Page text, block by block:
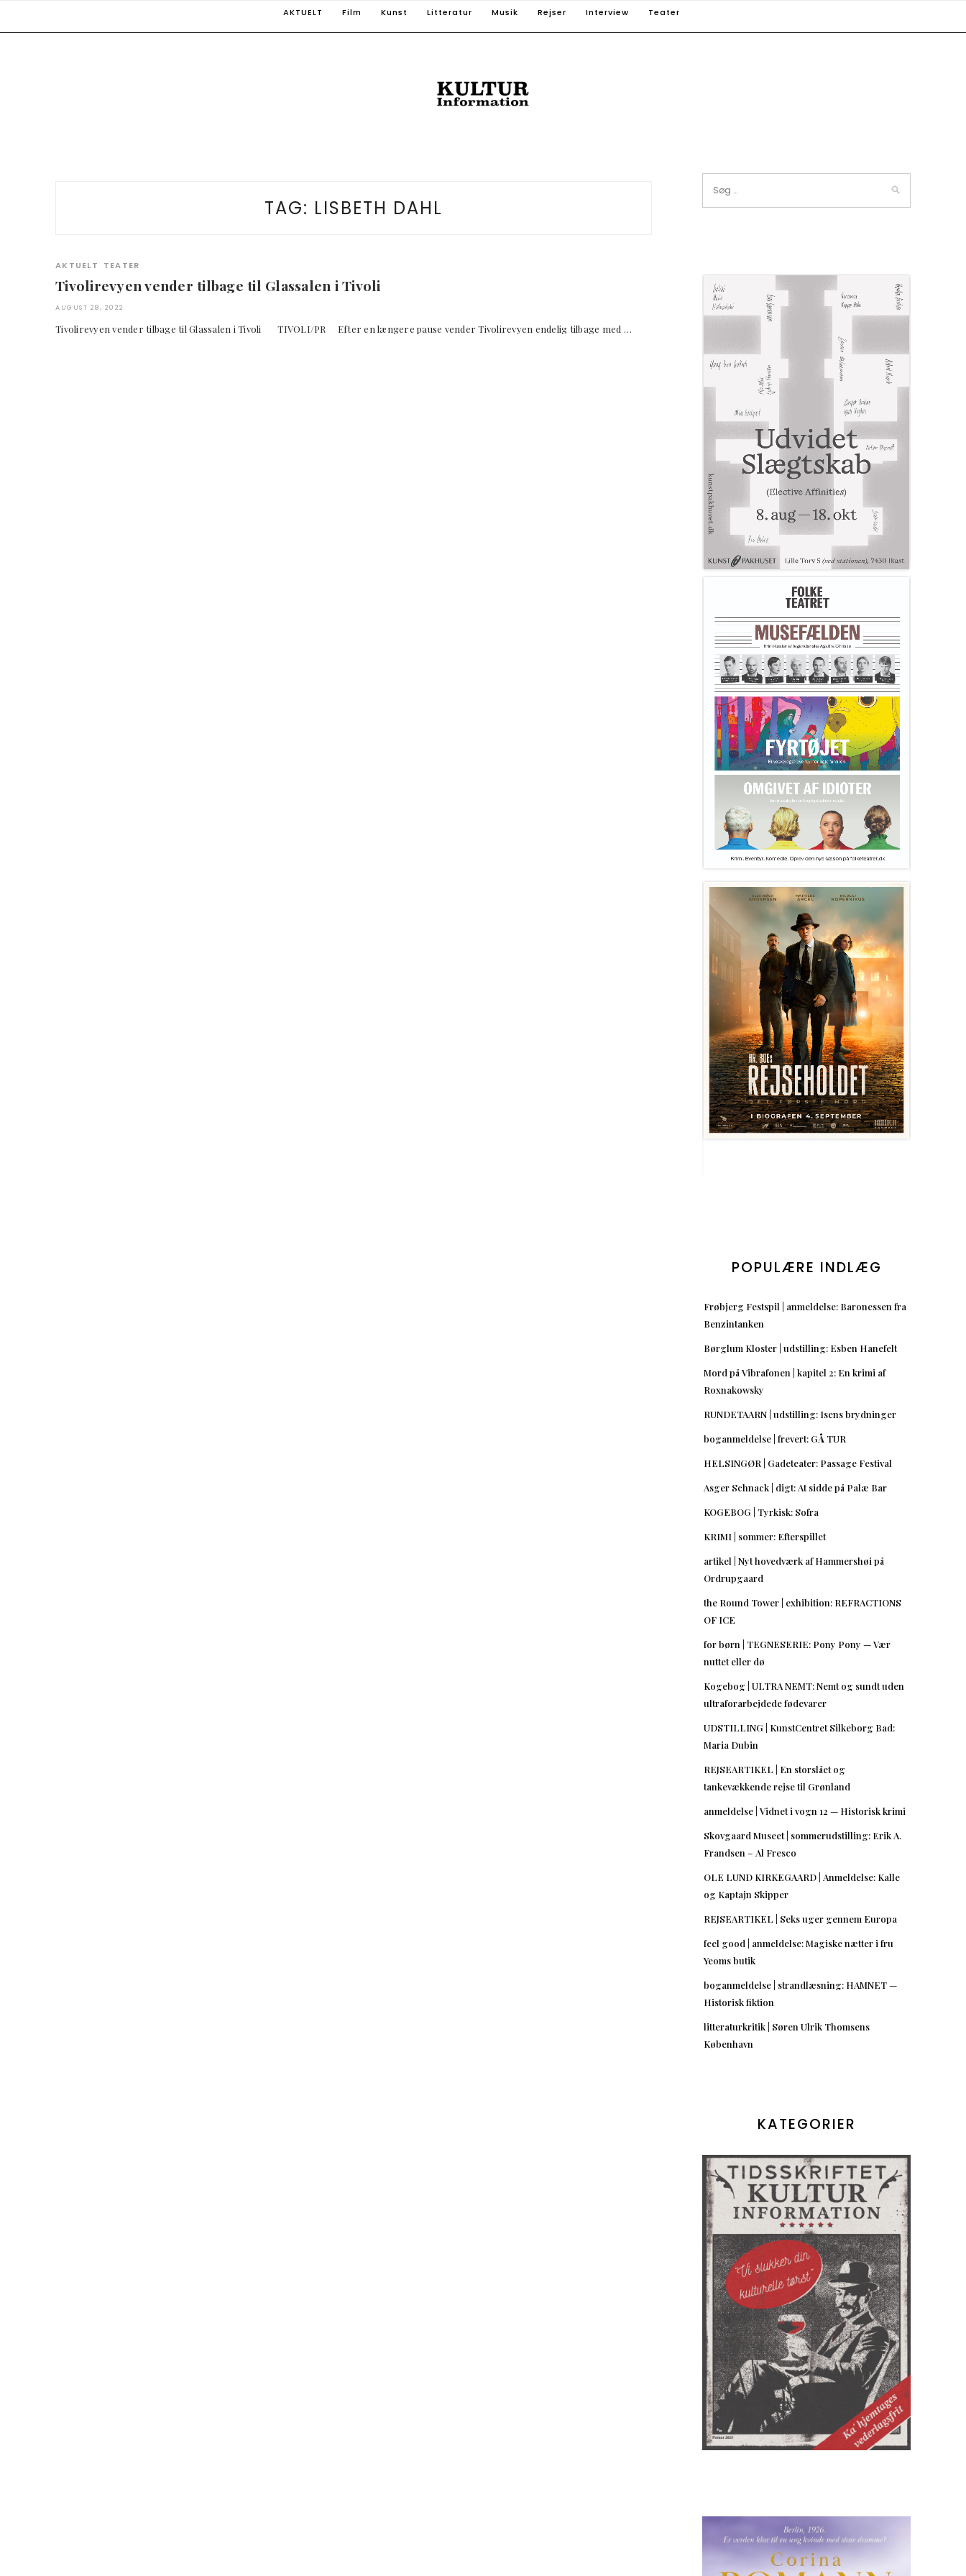
AKTUELT Film Kunst Litteratur Musik Rejser Interview Teater
TAG: LISBETH DAHL
AKTUELT TEATER
Tivolirevyen vender tilbage til Glassalen i Tivoli
AUGUST 28, 2022
Tivolirevyen vender tilbage til Glassalen i Tivoli TIVOLI/PR Efter en længere pause vender Tivolirevyen endelig tilbage med …
POPULÆRE INDLÆG
Frøbjerg Festspil | anmeldelse: Baronessen fra
Benzintanken
Børglum Kloster | udstilling: Esben Hanefelt
Mord på Vibrafonen | kapitel 2: En krimi af
Roxnakowsky
RUNDETAARN | udstilling: Isens brydninger
boganmeldelse | frevert: GÅ TUR
HELSINGØR | Gadeteater: Passage Festival
Asger Schnack | digt: At sidde på Palæ Bar
KOGEBOG | Tyrkisk: Sofra
KRIMI | sommer: Efterspillet
artikel | Nyt hovedværk af Hammershøi på
Ordrupgaard
the Round Tower | exhibition: REFRACTIONS
OF ICE
for børn | TEGNESERIE: Pony Pony — Vær
nuttet eller dø
Kogebog | ULTRA NEMT: Nemt og sundt uden
ultraforarbejdede fødevarer
UDSTILLING | KunstCentret Silkeborg Bad:
Maria Dubin
REJSEARTIKEL | En storslået og
tankevækkende rejse til Grønland
anmeldelse | Vidnet i vogn 12 — Historisk krimi
Skovgaard Museet | sommerudstilling: Erik A.
Frandsen – Al Fresco
OLE LUND KIRKEGAARD | Anmeldelse: Kalle
og Kaptajn Skipper
REJSEARTIKEL | Seks uger gennem Europa
feel good | anmeldelse: Magiske nætter i fru
Yeoms butik
boganmeldelse | strandlæsning: HAMNET —
Historisk fiktion
litteraturkritik | Søren Ulrik Thomsens
København
KATEGORIER